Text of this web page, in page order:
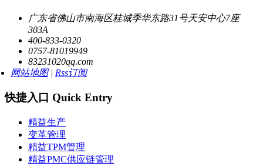
广东省佛山市南海区桂城季华东路31号天安中心7座
303A
400-833-0320
0757-81019949
83231020qq.com
网站地图| Rss订阅
快捷入口 Quick Entry
精益生产
变革管理
精益TPM管理
精益PMC供应链管理